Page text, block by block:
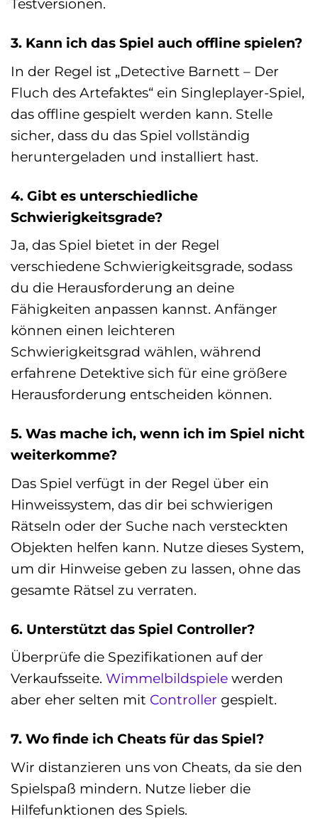
Testversionen.
3. Kann ich das Spiel auch offline spielen?
In der Regel ist „Detective Barnett – Der
Fluch des Artefaktes“ ein Singleplayer-Spiel,
das offline gespielt werden kann. Stelle
sicher, dass du das Spiel vollständig
heruntergeladen und installiert hast.
4. Gibt es unterschiedliche
Schwierigkeitsgrade?
Ja, das Spiel bietet in der Regel
verschiedene Schwierigkeitsgrade, sodass
du die Herausforderung an deine
Fähigkeiten anpassen kannst. Anfänger
können einen leichteren
Schwierigkeitsgrad wählen, während
erfahrene Detektive sich für eine größere
Herausforderung entscheiden können.
5. Was mache ich, wenn ich im Spiel nicht
weiterkomme?
Das Spiel verfügt in der Regel über ein
Hinweissystem, das dir bei schwierigen
Rätseln oder der Suche nach versteckten
Objekten helfen kann. Nutze dieses System,
um dir Hinweise geben zu lassen, ohne das
gesamte Rätsel zu verraten.
6. Unterstützt das Spiel Controller?
Überprüfe die Spezifikationen auf der
Verkaufsseite. Wimmelbildspiele werden
aber eher selten mit Controller gespielt.
7. Wo finde ich Cheats für das Spiel?
Wir distanzieren uns von Cheats, da sie den
Spielspaß mindern. Nutze lieber die
Hilfefunktionen des Spiels.